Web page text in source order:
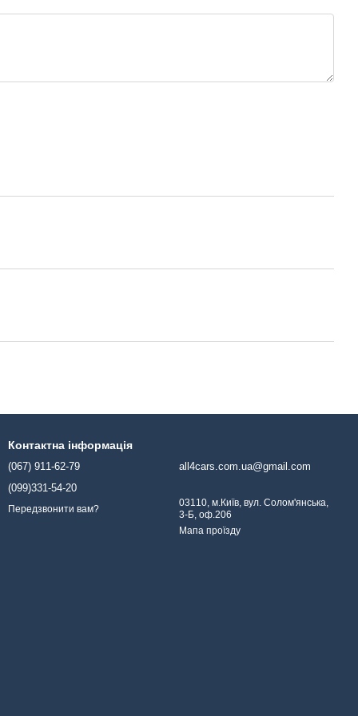
Контактна інформація
(067) 911-62-79
(099)331-54-20
Передзвонити вам?
all4cars.com.ua@gmail.com
03110, м.Київ, вул. Солом'янська,
3-Б, оф.206
Мапа проїзду